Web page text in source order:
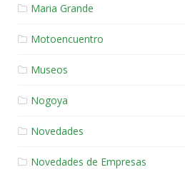
Maria Grande
Motoencuentro
Museos
Nogoya
Novedades
Novedades de Empresas